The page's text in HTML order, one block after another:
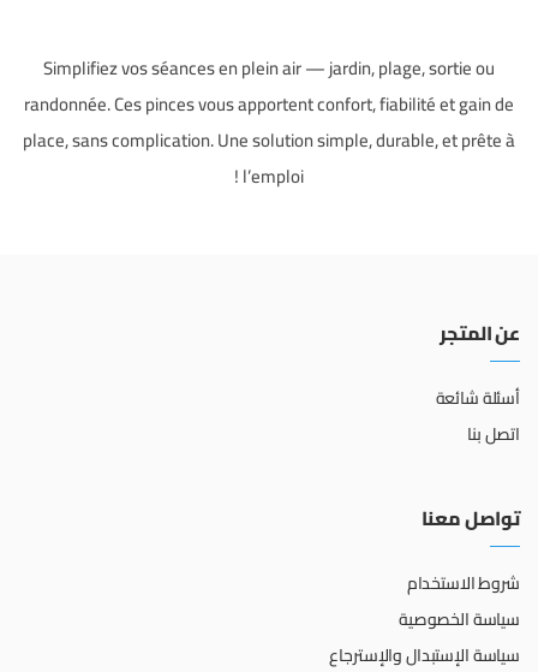
Simplifiez vos séances en plein air — jardin, plage, sortie ou
randonnée. Ces pinces vous apportent confort, fiabilité et gain de
place, sans complication. Une solution simple, durable, et prête à
l’emploi !
عن المتجر
أسئلة شائعة
اتصل بنا
تواصل معنا
شروط الاستخدام
سياسة الخصوصية
سياسة الإستبدال والإسترجاع